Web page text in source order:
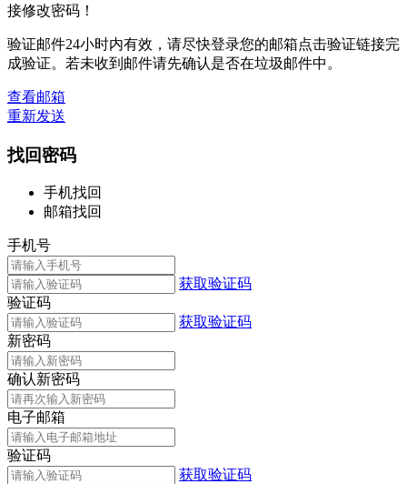
接修改密码！
验证邮件24小时内有效，请尽快登录您的邮箱点击验证链接完
成验证。若未收到邮件请先确认是否在垃圾邮件中。
查看邮箱
重新发送
找回密码
手机找回
邮箱找回
手机号
获取验证码
验证码
获取验证码
新密码
确认新密码
电子邮箱
验证码
获取验证码